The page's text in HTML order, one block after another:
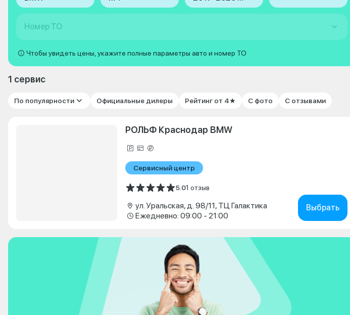
Номер ТО
Чтобы увидеть цены, укажите полные параметры авто и номер ТО
1 сервис
По популярности Официальные дилеры Рейтинг от 4★ С фото С отзывами
РОЛЬФ Краснодар BMW
Сервисный центр
5.01 отзыв
ул. Уральская, д. 98/11, ТЦ Галактика
Ежедневно: 09:00 - 21:00
Выбрать